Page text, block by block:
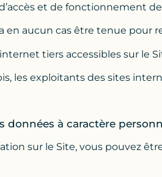
et de fonctionnement
en aucun cas être tenue pour
tiers accessibles sur le
les exploitants des sites
données à caractère
sur le Site, vous pouvez